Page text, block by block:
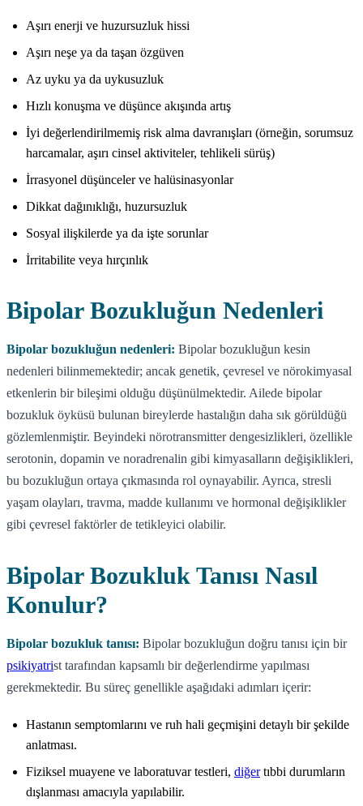
Aşırı enerji ve huzursuzluk hissi
Aşırı neşe ya da taşan özgüven
Az uyku ya da uykusuzluk
Hızlı konuşma ve düşünce akışında artış
İyi değerlendirilmemiş risk alma davranışları (örneğin, sorumsuz
harcamalar, aşırı cinsel aktiviteler, tehlikeli sürüş)
İrrasyonel düşünceler ve halüsinasyonlar
Dikkat dağınıklığı, huzursuzluk
Sosyal ilişkilerde ya da işte sorunlar
İrritabilite veya hırçınlık
Bipolar Bozukluğun Nedenleri
Bipolar bozukluğun nedenleri: Bipolar bozukluğun kesin
nedenleri bilinmemektedir; ancak genetik, çevresel ve nörokimyasal
etkenlerin bir bileşimi olduğu düşünülmektedir. Ailede bipolar
bozukluk öyküsü bulunan bireylerde hastalığın daha sık görüldüğü
gözlemlenmiştir. Beyindeki nörotransmitter dengesizlikleri, özellikle
serotonin, dopamin ve noradrenalin gibi kimyasalların değişiklikleri,
bu bozukluğun ortaya çıkmasında rol oynayabilir. Ayrıca, stresli
yaşam olayları, travma, madde kullanımı ve hormonal değişiklikler
gibi çevresel faktörler de tetikleyici olabilir.
Bipolar Bozukluk Tanısı Nasıl
Konulur?
Bipolar bozukluk tanısı: Bipolar bozukluğun doğru tanısı için bir
psikiyatrist tarafından kapsamlı bir değerlendirme yapılması
gerekmektedir. Bu süreç genellikle aşağıdaki adımları içerir:
Hastanın semptomlarını ve ruh hali geçmişini detaylı bir şekilde
anlatması.
Fiziksel muayene ve laboratuvar testleri, diğertıbbi durumların
dışlanması amacıyla yapılabilir.